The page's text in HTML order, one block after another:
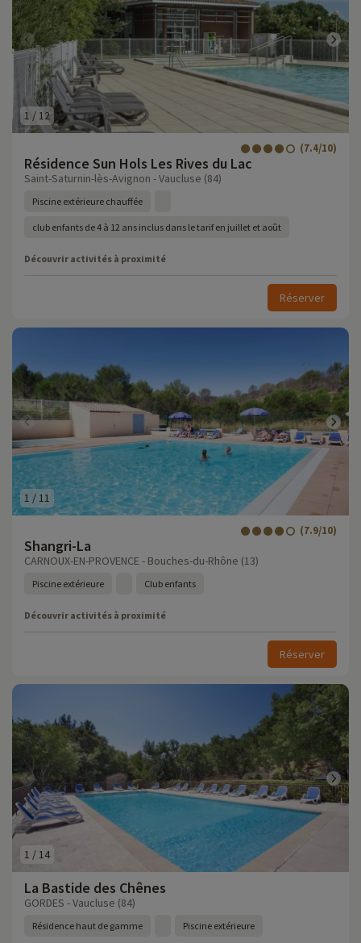
1 / 12
Résidence Sun Hols Les Rives du Lac
(7.4/10)
Saint-Saturnin-lès-Avignon - Vaucluse (84)
Piscine extérieure chauffée
club enfants de 4 à 12 ans inclus dans le tarif en juillet et août
Découvrir activités à proximité
Réserver
1 /11
Shangri-La
(7.9/10)
CARNOUX-EN-PROVENCE - Bouches-du-Rhône (13)
Piscine extérieure Club enfants
Découvrir activités à proximité
Réserver
1 / 14
La Bastide des Chênes
GORDES - Vaucluse (84)
Résidence haut de gamme Piscine extérieure